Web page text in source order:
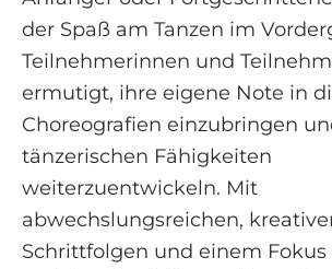
der Spaß am Tanzen im
Teilnehmerinnen und
ermutigt, ihre eigene Note in
Choreografien einzubringen
tänzerischen Fähigkeiten
weiterzuentwickeln. Mit
abwechslungsreichen,
Schrittfolgen und einem Fokus